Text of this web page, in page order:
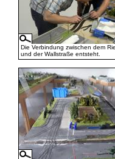
Die Verbindung zwischen dem
und der Wallstraße entsteht.